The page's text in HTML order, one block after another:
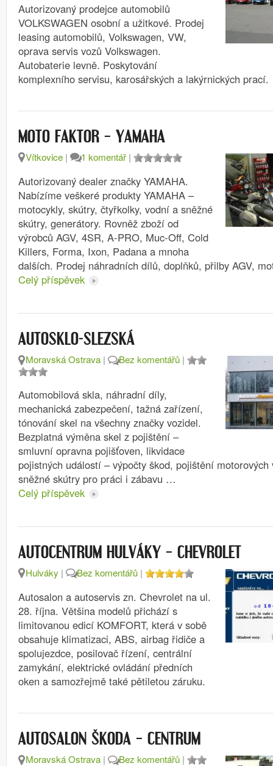
Autorizovaný prodejce automobilů
VOLKSWAGEN osobní a užitkové. Prodej
leasing automobilů, Volkswagen, VW,
oprava servis vozů Volkswagen.
Autobaterie levně. Poskytování
komplexního servisu, karosářských a lakýrnických prací.
MOTO FAKTOR – YAMAHA
Vítkovice | 1 komentář |
Autorizovaný dealer značky YAMAHA.
Nabízíme veškeré produkty YAMAHA –
motocykly, skútry, čtyřkolky, vodní a sněžné
skútry, generátory. Rovněž zboží od
výrobců AGV, 4SR, A-PRO, Muc-Off, Cold
Killers, Forma, Ixon, Padana a mnoha
dalších. Prodej náhradních dílů, doplňků, přilby AGV,
Celý příspěvek
AUTOSKLO-SLEZSKÁ
Moravská Ostrava | Bez komentářů |
Automobilová skla, náhradní díly,
mechanická zabezpečení, tažná zařízení,
tónování skel na všechny značky vozidel.
Bezplatná výměna skel z pojištění –
smluvní opravna pojišťoven, likvidace
pojistných událostí – výpočty škod, pojištění
sněžné skútry pro práci i zábavu …
Celý příspěvek
AUTOCENTRUM HULVÁKY – CHEVROLET
Hulváky | Bez komentářů |
Autosalon a autoservis zn. Chevrolet na ul.
28. října. Většina modelů přichází s
limitovanou edicí KOMFORT, která v sobě
obsahuje klimatizaci, ABS, airbag řidiče a
spolujezdce, posilovač řízení, centrální
zamykání, elektrické ovládání předních
oken a samozřejmě také pětiletou záruku.
AUTOSALON ŠKODA – CENTRUM
Moravská Ostrava | Bez komentářů |